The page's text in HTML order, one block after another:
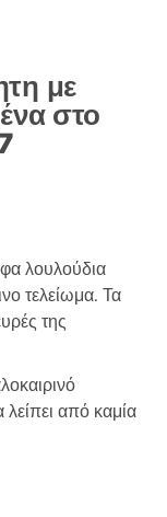
με
στο
λουλούδια
τελείωμα. Τα
της
από καμία